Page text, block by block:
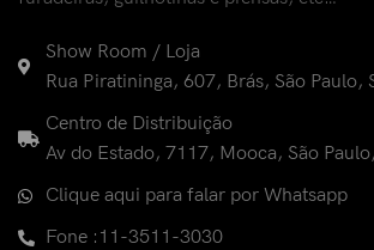
Show Room / Loja
Rua Piratininga, 607, Brás, São Paulo,
Centro de Distribuição
Av do Estado, 7117, Mooca, São
Clique aqui para falar por Whatsapp
Fone :11-3511-3030